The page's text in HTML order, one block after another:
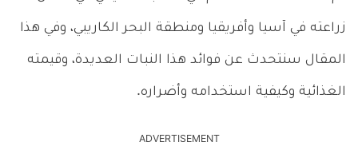
زراعته في آسيا وأفريقيا ومنطقة البحر الكاريبي، وفي هذا
المقال سنتحدث عن فوائد هذا النبات العديدة، وقيمته
الغذائية وكيفية استخدامه وأضراره.
ADVERTISEMENT